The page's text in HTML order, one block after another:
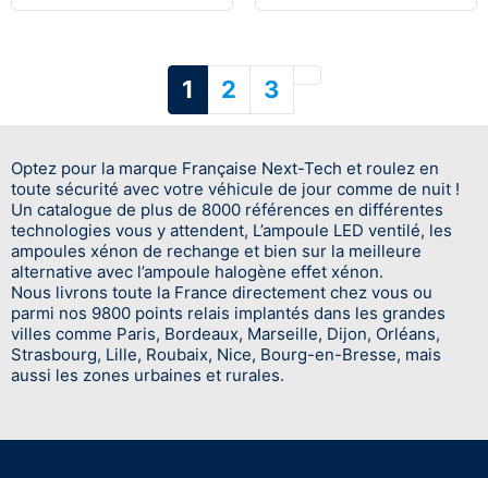
1 2 3 Suivant
Optez pour la marque Française Next-Tech et roulez en
toute sécurité avec votre véhicule de jour comme de nuit !
Un catalogue de plus de 8000 références en différentes
technologies vous y attendent, L’ampoule LED ventilé, les
ampoules xénon de rechange et bien sur la meilleure
alternative avec l’ampoule halogène effet xénon.
Nous livrons toute la France directement chez vous ou
parmi nos 9800 points relais implantés dans les grandes
villes comme Paris, Bordeaux, Marseille, Dijon, Orléans,
Strasbourg, Lille, Roubaix, Nice, Bourg-en-Bresse, mais
aussi les zones urbaines et rurales.